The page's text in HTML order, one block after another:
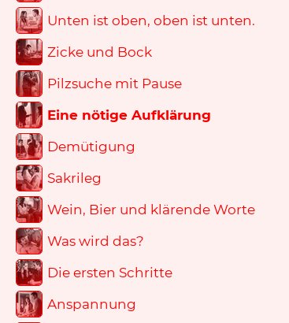
Unten ist oben, oben ist unten.
Zicke und Bock
Pilzsuche mit Pause
Eine nötige Aufklärung
Demütigung
Sakrileg
Wein, Bier und klärende Worte
Was wird das?
Die ersten Schritte
Anspannung